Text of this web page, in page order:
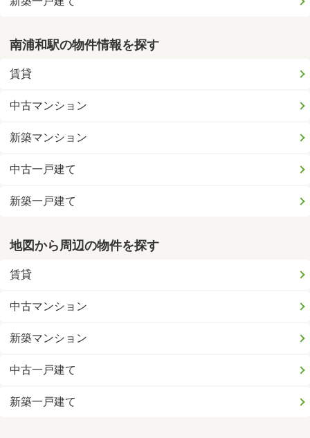
南浦和駅の物件情報を探す
賃貸
中古マンション
新築マンション
中古一戸建て
新築一戸建て
地図から周辺の物件を探す
賃貸
中古マンション
新築マンション
中古一戸建て
新築一戸建て